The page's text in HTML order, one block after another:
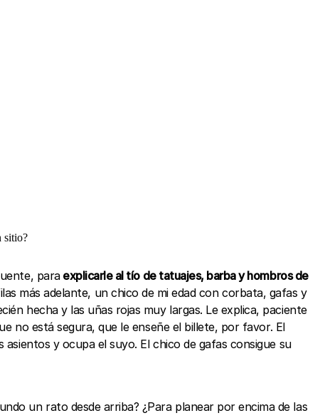
sitio?
paraexplicarle al tío de tatuajes, barba y hombros de
más adelante, un chico de mi edad con corbata, gafas y
hecha y las uñas rojas muy largas. Le explica, paciente
no está segura, que le enseñe el billete, por favor. El
y ocupa el suyo. El chico de gafas consigue su
un rato desde arriba? ¿Para planear por encima de las